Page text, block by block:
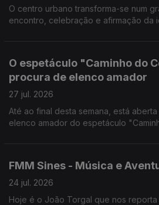
O centro urbano transforma-se num
encontro, celebração e afirmação da
O espetáculo "Caminho do
procura de elenco amador
27 jul. 2026
Até ao final desta semana, está
elenco amador do espetáculo
FMM Sines - Música e
24 jul. 2026
Hoje é o João Torgal que nos reporta